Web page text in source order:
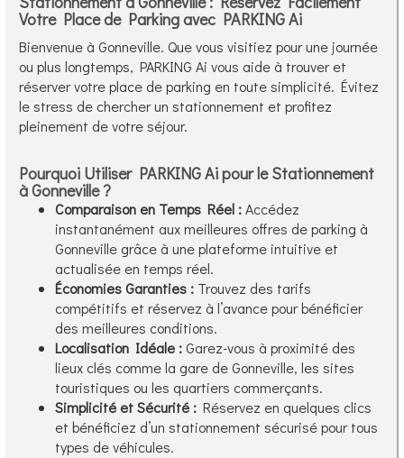
Votre Place de Parking avec PARKING Ai
Bienvenue à Gonneville. Que vous visitiez pour une journée
ou plus longtemps, PARKING Ai vous aide à trouver et
réserver votre place de parking en toute simplicité. Évitez
le stress de chercher un stationnement et profitez
pleinement de votre séjour.
Pourquoi Utiliser PARKING Ai pour le Stationnement
à Gonneville ?
Comparaison en Temps Réel :Accédez
instantanément aux meilleures offres de parking à
Gonneville grâce à une plateforme intuitive et
actualisée en temps réel.
Économies Garanties : Trouvez des tarifs
compétitifs et réservez à l’avance pour bénéficier
des meilleures conditions.
Localisation Idéale :Garez-vous à proximité des
lieux clés comme la gare de Gonneville, les sites
touristiques ou les quartiers commerçants.
Simplicité et Sécurité : Réservez en quelques clics
et bénéficiez d’un stationnement sécurisé pour tous
types de véhicules.